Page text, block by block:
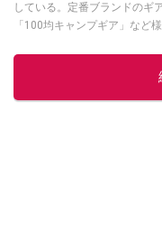
している。定番ブランドのギ
「100均キャンプギア」など